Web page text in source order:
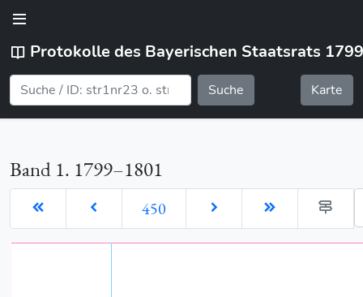
Protokolle des Bayerischen Staatsrats
Suche Karte
Band 1. 1799–1801
450